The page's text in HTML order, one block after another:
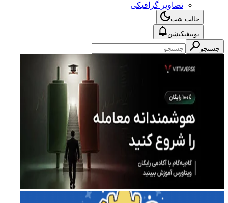
تصاویر گرافیکی
حالت شب
نوتیفیکیشن
جستجو